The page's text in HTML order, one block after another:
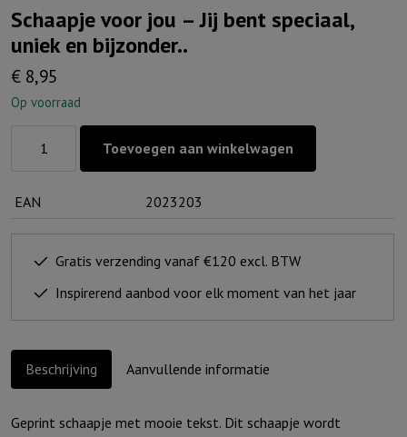
Schaapje voor jou – Jij bent speciaal,
uniek en bijzonder..
€ 8,95
Op voorraad
Jij
bent
bijzonder..
Toevoegen aan winkelwagen
EAN 2023203
Gratis verzending vanaf €120 excl. BTW
Inspirerend aanbod voor elk moment van het jaar
Beschrijving Aanvullende informatie
Geprint schaapje met mooie tekst. Dit schaapje wordt